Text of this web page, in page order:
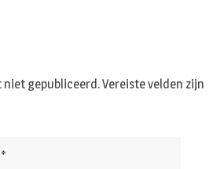
niet gepubliceerd.Vereiste velden zijn